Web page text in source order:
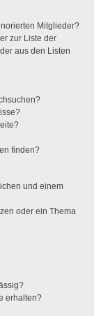
Mitglieder?
zur Liste der
aus den Listen
finden?
und einem
oder ein Thema
erhalten?